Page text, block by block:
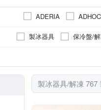
ADERIA ADHOC
CUISIPRO
KOMAX
LEKUE
Quasi
Reddot
製冰器具 保冷盤/
酒瓶保冰桶
隔熱墊
製冰器具/解凍 767